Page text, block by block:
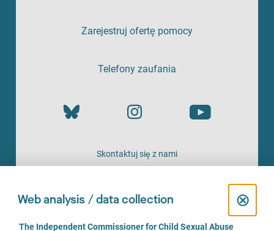
Zarejestruj ofertę pomocy
Telefony zaufania
Skontaktuj się z nami
OFERTA
Web analysis / data collection ⊗
C
l
C
The Independent Commissioner for Child Sexual Abuse